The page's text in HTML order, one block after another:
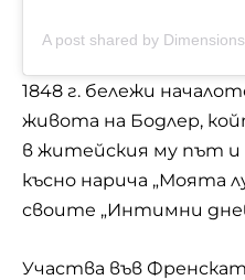
A post shared by
1848 г. бележи
живота на Бодлер,
в житейския му път
късно нарича „Моята
своите „Интимни
Участва във